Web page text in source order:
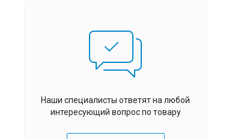
Наши специалисты ответят на любой
интересующий вопрос по товару